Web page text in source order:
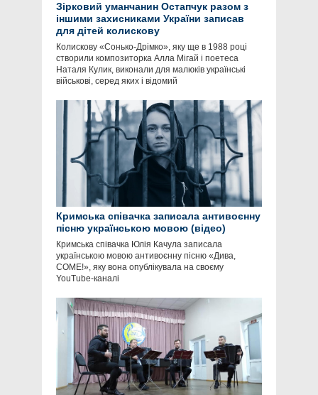
Зірковий уманчанин Остапчук разом з
іншими захисниками України записав
для дітей колискову
Колискову «Сонько-Дрімко», яку ще в 1988 році
створили композиторка Алла Мігай і поетеса
Наталя Кулик, виконали для малюків українські
військові, серед яких і відомий
Кримська співачка записала антивоєнну
пісню українською мовою (відео)
Кримська співачка Юлія Качула записала
українською мовою антивоєнну пісню «Дива,
COME!», яку вона опублікувала на своєму
YouTube-каналі